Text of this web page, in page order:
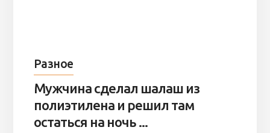
Разное
Мужчина сделал шалаш из
полиэтилена и решил там
остаться на ночь ...